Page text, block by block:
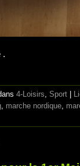
.
4-Loisirs, Sport
, marche nordique,